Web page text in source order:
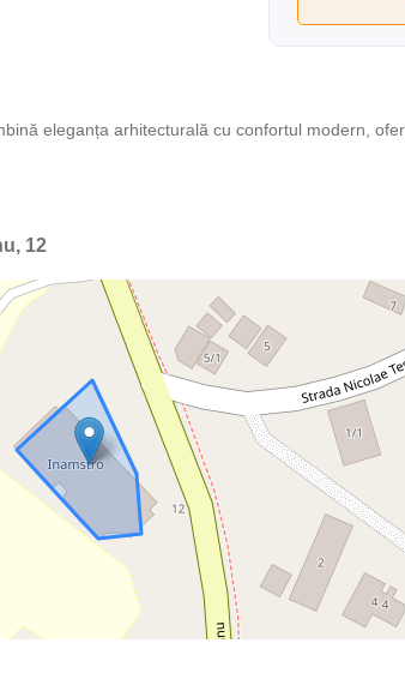
eleganța arhitecturală cu confortul modern,
12